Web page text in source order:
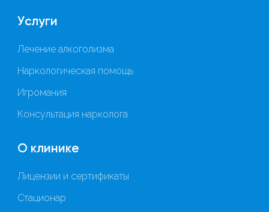
Услуги
Лечение алкоголизма
Наркологическая помощь
Игромания
Консультация нарколога
О клинике
Лицензии и сертификаты
Стационар